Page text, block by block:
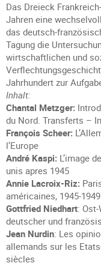
Das Dreieck
Jahren eine
das deutsch-
Tagung die
wirtschaftlichen und
Jahrhundert zur
Inhalt:
Chantal Metzger:
du Nord. Transferts –
François Scheer:
l’Europe
André Kaspi: L’image
unis apres 1945
Annie Lacroix-Riz:
américaines, 1945-1949
Gottfried Niedhart:
deutscher und
Jean Nurdin: Les
allemands sur les
siècles